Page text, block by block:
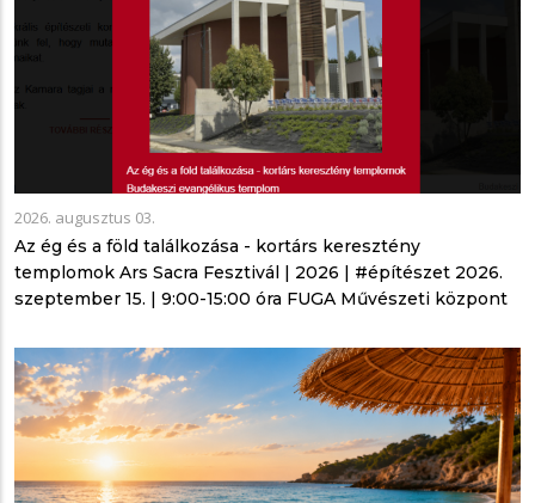
2026. augusztus 03.
Az ég és a föld találkozása - kortárs keresztény
templomok Ars Sacra Fesztivál | 2026 | #építészet 2026.
szeptember 15. | 9:00-15:00 óra FUGA Művészeti központ